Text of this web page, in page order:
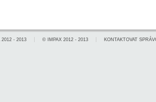
2012 - 2013 © IMPAX 2012 - 2013 KONTAKTOVAT